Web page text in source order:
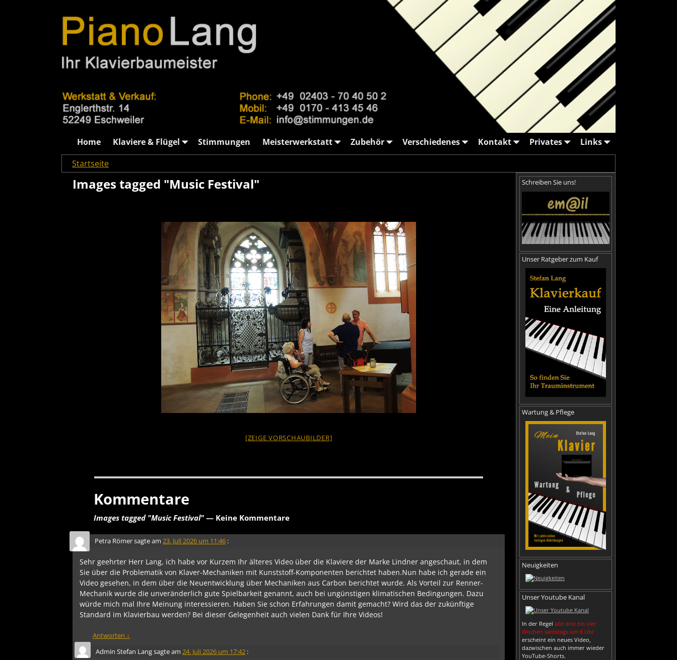
Home Klaviere & Flügel Stimmungen Meisterwerkstatt Zubehör Verschiedenes Kontakt Privates
Links
Startseite
Images tagged "Music Festival"
[ZEIGE VORSCHAUBILDER]
Kommentare
Images tagged "Music Festival"— Keine Kommentare
Petra Römersagte am 23. Juli 2026 um 11:46 :
Sehr geehrter Herr Lang, ich habe vor Kurzem Ihr älteres Video über die Klaviere der Marke Lindner angeschaut, in dem
Sie über die Problematik von Klaver-Mechaniken mit Kunststoff-Komponenten berichtet haben.Nun habe ich gerade ein
Video gesehen, in dem über die Neuentwicklung über Mechaniken aus Carbon berichtet wurde. Als Vorteil zur Renner-
Mechanik wurde die unveränderlich gute Spielbarkeit genannt, auch bei ungünstigen klimatischen Bedingungen. Dazu
würde mich mal Ihre Meinung interessieren. Haben Sie schon Erfahrungen damit gemacht? Wird das der zukünftige
Standard im Klavierbau werden? Bei dieser Gelegenheit auch vielen Dank für Ihre Videos!
Antworten ↓
Admin Stefan Langsagte am 24. Juli 2026 um 17:42 :
Schreiben Sie uns!
Unser Ratgeber zum Kauf
Wartung & Pflege
Neuigkeiten
Unser Youtube Kanal
In der Regel alle drei bis vier
Wochen samstags um 8 Uhr
erscheint ein neues Video,
dazwischen auch immer wieder
YouTube-Shorts.